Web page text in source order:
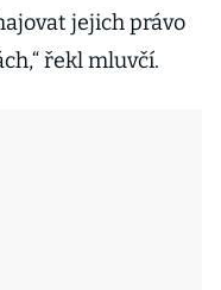
jejich právo
řekl mluvčí.